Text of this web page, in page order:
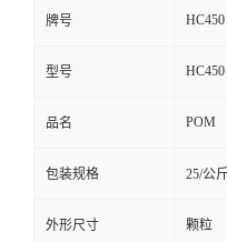
牌号 HC450
型号 HC450
品名 POM
包装规格 25/公
外形尺寸 颗粒